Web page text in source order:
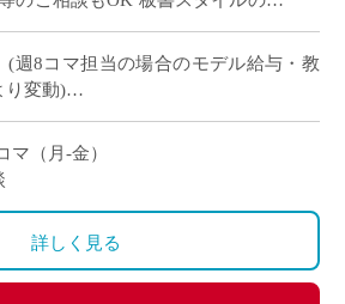
(週8コマ担当の場合のモデル給与・教
り変動)
変動)
マ（月-金）
詳しく見る